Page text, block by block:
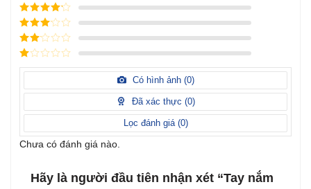
Được xếp
hạng
5
sao
Được xếp
hạng
sao
Được
xếp
hạng3
5 sao
Được
hạng
sao
Được
1
sao
Có hình ảnh (0)
Đã xác thực (0)
Lọc đánh giá (0)
Chưa có đánh giá nào.
Hãy là người đầu tiên nhận xét “Tay nắm